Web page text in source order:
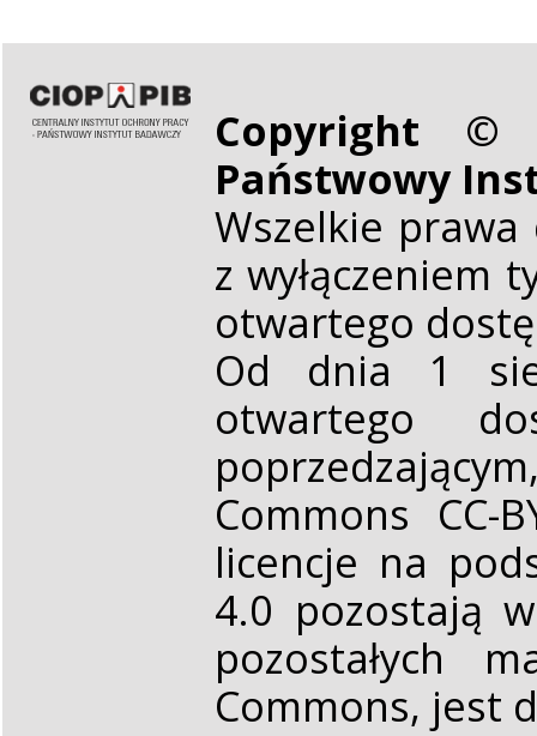
Copyright ©
Państwowy
Wszelkie
z wyłączeniem
otwartego
Od dnia 1
otwartego
Commons CC-
licencje na
4.0 pozostają
pozostałych
Commons, jest